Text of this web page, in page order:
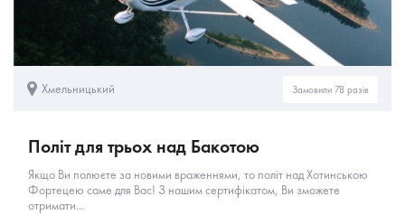
Хмельницький Замовили 78 разів
Політ для трьох над Бакотою
Якщо Ви полюєте за новими враженнями, то політ над Хотинською
Фортецею саме для Вас! З нашим сертифікатом, Ви зможете
отримати...